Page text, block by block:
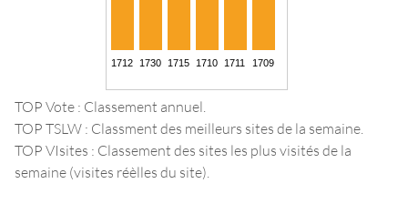
TOP Vote : Classement annuel.
TOP TSLW : Classment des meilleurs sites de la semaine.
TOP VIsites : Classement des sites les plus visités de la
semaine (visites réèlles du site).